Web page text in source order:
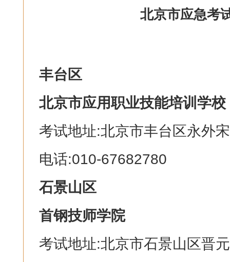
北京市应急考
丰台区
北京市应用职业技能培训学校
考试地址:北京市丰台区永外
电话:010-67682780
石景山区
首钢技师学院
考试地址:北京市石景山区晋